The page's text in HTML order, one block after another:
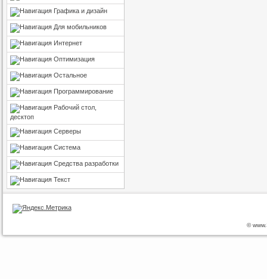
Графика и дизайн
Для мобильников
Интернет
Оптимизация
Остальное
Программирование
Рабочий стол,
десктоп
Серверы
Система
Средства разработки
Текст
©